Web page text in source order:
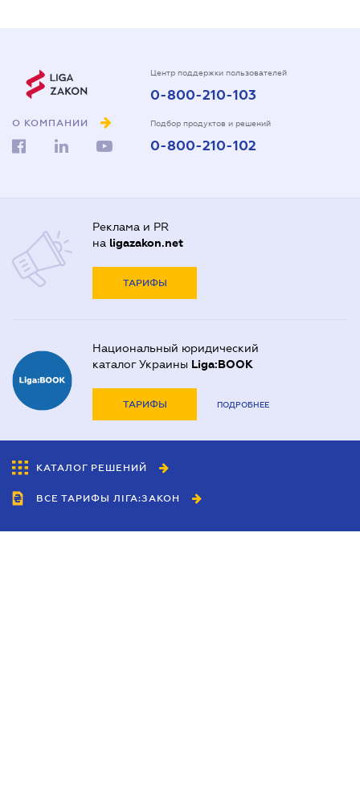
О КОМПАНИИ
Центр поддержки пользователей
0-800-210-103
Подбор продуктов и решений
0-800-210-102
Реклама и PR
на ligazakon.net
ТАРИФЫ
Национальный юридический
каталог Украины Liga:BOOK
ТАРИФЫ ПОДРОБНЕЕ
КАТАЛОГ РЕШЕНИЙ
ВСЕ ТАРИФЫ ЛІГА:ЗАКОН